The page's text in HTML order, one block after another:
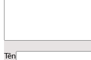
Tên